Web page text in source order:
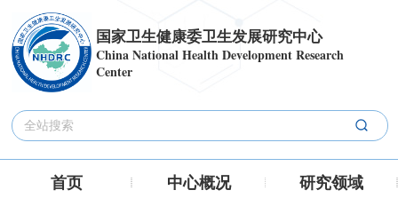
国家卫生健康委卫生发展研究中心
China National Health Development Research
Center
首页 中心概况
研究领域